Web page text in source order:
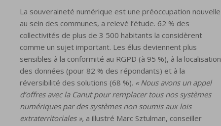
La souveraineté numérique est une préoccupation nouvelle
au sein des communes, a relevé l’étude. 62 % des
collectivités de plus de 3 500 habitants la considèrent
comme un sujet important. Les élus deviennent plus
sensibles à la conformité au RGPD (à 95 %), à la localisation
des données (pour 82 % des répondants) et à la
réversibilité des solutions (68 %). « Nous avons un appel
d’offres avec la Canut pour remplacer tous nos systèmes
numériques par des systèmes non soumis aux lois
extraterritoriales », a illustré Marc Sztulman, conseiller